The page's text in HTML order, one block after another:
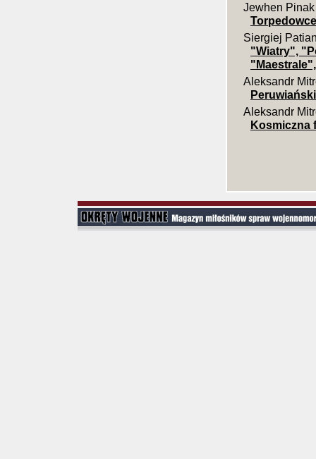
Jewhen Pinak
Siergiej
"Wiatry",
Aleksandr
Aleksandr
Kosmiczna